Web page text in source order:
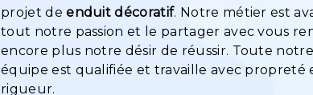
projet deenduit décoratif. Notre métier est
tout notre passion et le partager avec vous
encore plus notre désir de réussir. Toute notre
équipe est qualifiée et travaille avec propreté
rigueur.